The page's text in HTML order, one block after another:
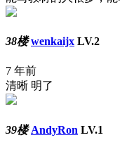
38楼 wenkaijx LV.2
7 年前
清晰 明了
39楼 AndyRon LV.1